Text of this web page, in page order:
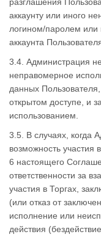
аккаунту или иного
логином/паролем или
аккаунта
3.4. Администрация
неправомерное
данных
открытом доступе, и
использованием.
3.5. В случаях, когда
возможность участия
6 настоящего
ответственности за
участия в Торгах,
(или отказ от
исполнение или
действия